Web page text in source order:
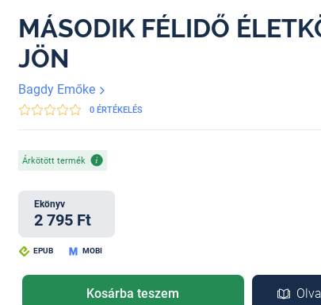
MÁSODIK FÉLIDŐ
JÖN
Bagdy Emőke
0 ÉRTÉKELÉS
Árkötött termék
Ekönyv
2 795 Ft
EPUB MOBI
Kosárba teszem